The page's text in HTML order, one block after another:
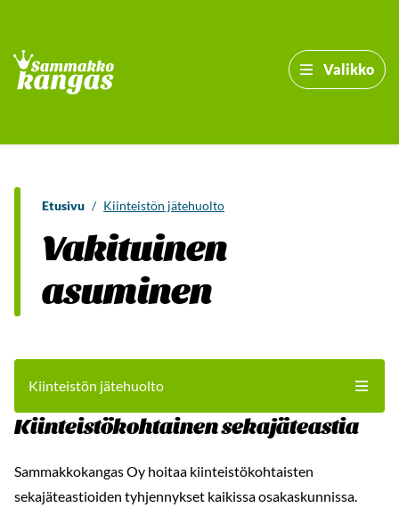
Valikko
Etusivu / Kiinteistön jätehuolto
Vakituinen
asuminen
-
Kiinteistökohtainen sekajäteastia
Sammakkokangas Oy hoitaa kiinteistökohtaisten
sekajäteastioiden tyhjennykset kaikissa osakaskunnissa.
Kiinteistön jätehuolto